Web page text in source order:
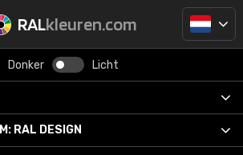
RALkleuren.com
Donker Licht
RAL DESIGN